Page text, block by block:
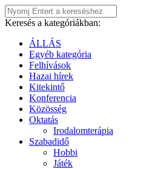
Keresés a kategóriákban:
ÁLLÁS
Egyéb kategória
Felhívások
Hazai hírek
Kitekintő
Konferencia
Közösség
Oktatás
Irodalomterápia
Szabadidő
Hobbi
Játék